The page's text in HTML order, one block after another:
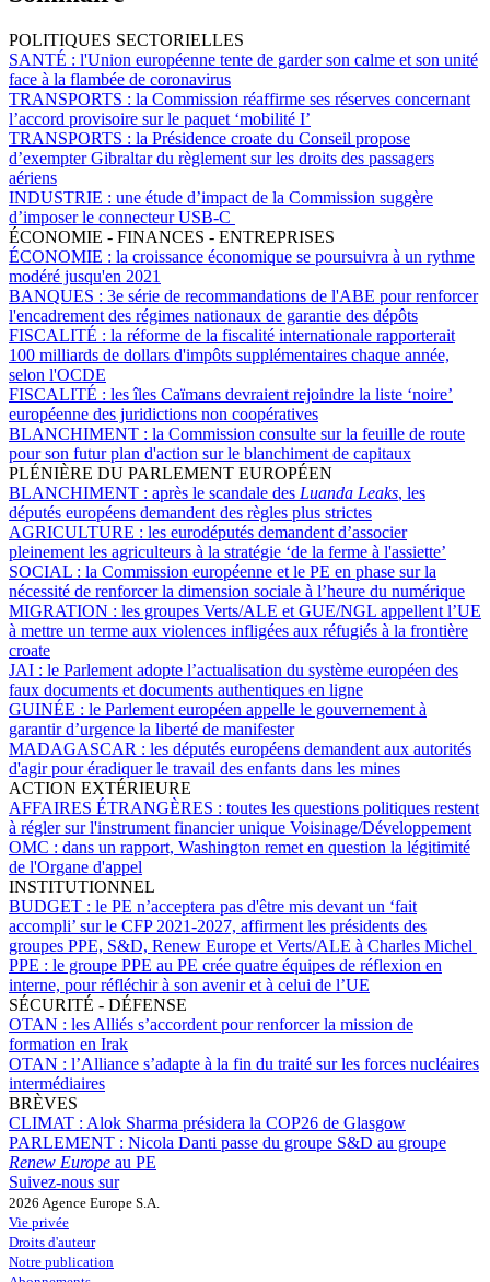
POLITIQUES SECTORIELLES
SANTÉ : l'Union européenne tente de garder son calme et son unité
face à la flambée de coronavirus
TRANSPORTS : la Commission réaffirme ses réserves concernant
l’accord provisoire sur le paquet ‘mobilité I’
TRANSPORTS : la Présidence croate du Conseil propose
d’exempter Gibraltar du règlement sur les droits des passagers
aériens
INDUSTRIE : une étude d’impact de la Commission suggère
d’imposer le connecteur USB-C
ÉCONOMIE - FINANCES - ENTREPRISES
ÉCONOMIE : la croissance économique se poursuivra à un rythme
modéré jusqu'en 2021
BANQUES : 3e série de recommandations de l'ABE pour renforcer
l'encadrement des régimes nationaux de garantie des dépôts
FISCALITÉ : la réforme de la fiscalité internationale rapporterait
100 milliards de dollars d'impôts supplémentaires chaque année,
selon l'OCDE
FISCALITÉ : les îles Caïmans devraient rejoindre la liste ‘noire’
européenne des juridictions non coopératives
BLANCHIMENT : la Commission consulte sur la feuille de route
pour son futur plan d'action sur le blanchiment de capitaux
PLÉNIÈRE DU PARLEMENT EUROPÉEN
BLANCHIMENT : après le scandale des Luanda Leaks, les
députés européens demandent des règles plus strictes
AGRICULTURE : les eurodéputés demandent d’associer
pleinement les agriculteurs à la stratégie ‘de la ferme à l'assiette’
SOCIAL : la Commission européenne et le PE en phase sur la
nécessité de renforcer la dimension sociale à l’heure du numérique
MIGRATION : les groupes Verts/ALE et GUE/NGL appellent l’UE
à mettre un terme aux violences infligées aux réfugiés à la frontière
croate
JAI : le Parlement adopte l’actualisation du système européen des
faux documents et documents authentiques en ligne
GUINÉE : le Parlement européen appelle le gouvernement à
garantir d’urgence la liberté de manifester
MADAGASCAR : les députés européens demandent aux autorités
d'agir pour éradiquer le travail des enfants dans les mines
ACTION EXTÉRIEURE
AFFAIRES ÉTRANGÈRES : toutes les questions politiques restent
à régler sur l'instrument financier unique Voisinage/Développement
OMC : dans un rapport, Washington remet en question la légitimité
de l'Organe d'appel
INSTITUTIONNEL
BUDGET : le PE n’acceptera pas d'être mis devant un ‘fait
accompli’ sur le CFP 2021-2027, affirment les présidents des
groupes PPE, S&D, Renew Europe et Verts/ALE à Charles Michel
PPE : le groupe PPE au PE crée quatre équipes de réflexion en
interne, pour réfléchir à son avenir et à celui de l’UE
SÉCURITÉ - DÉFENSE
OTAN : les Alliés s’accordent pour renforcer la mission de
formation en Irak
OTAN : l’Alliance s’adapte à la fin du traité sur les forces nucléaires
intermédiaires
BRÈVES
CLIMAT : Alok Sharma présidera la COP26 de Glasgow
PARLEMENT : Nicola Danti passe du groupe S&D au groupe
Renew Europe au PE
Suivez-nous sur
2026 Agence Europe S.A.
Vie privée
Droits d'auteur
Notre publication